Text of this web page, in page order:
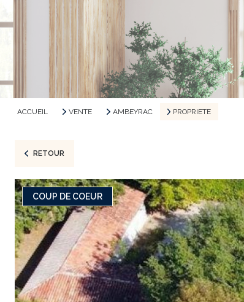
ACCUEIL VENTE AMBEYRAC PROPRIETE
RETOUR
COUP DE COEUR